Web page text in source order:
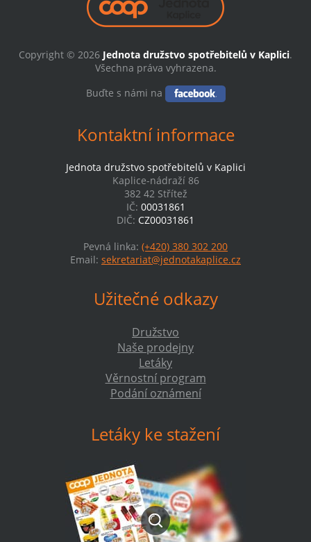
Copyright © 2026 Jednota družstvo spotřebitelů v Kaplici.
Všechna práva vyhrazena.
Buďte s námi na
Kontaktní informace
Jednota družstvo spotřebitelů v Kaplici
Kaplice-nádraží 86
382 42 Střítež
IČ: 00031861
DIČ: CZ00031861
Pevná linka: (+420) 380 302 200
Email: sekretariat@jednotakaplice.cz
Užitečné odkazy
Družstvo
Naše prodejny
Letáky
Věrnostní program
Podání oznámení
Letáky ke stažení